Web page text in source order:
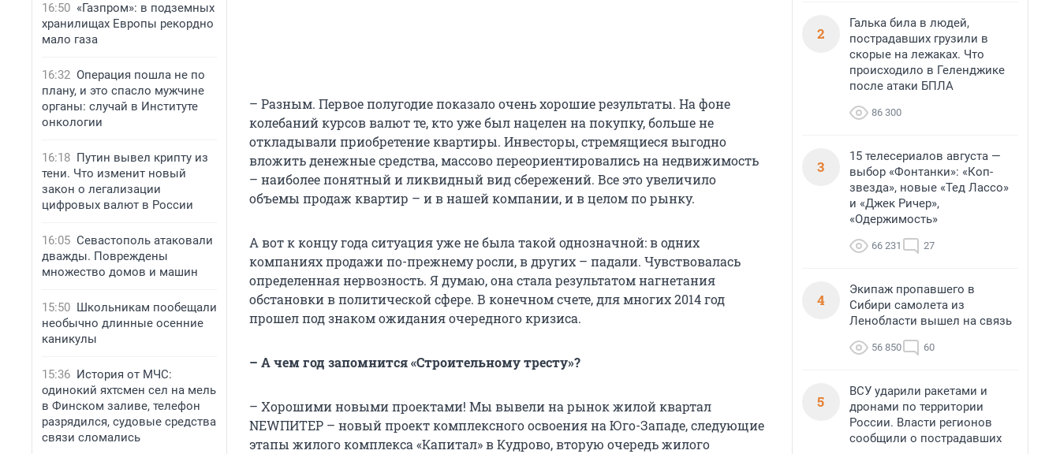
16:50 «Газпром»: в подземных
хранилищах Европы рекордно
мало газа
16:32 Операция пошла не по
плану, и это спасло мужчине
органы: случай в Институте
онкологии
16:18 Путин вывел крипту из
тени. Что изменит новый
закон о легализации
цифровых валют в России
16:05 Севастополь атаковали
дважды. Повреждены
множество домов и машин
15:50 Школьникам пообещали
необычно длинные осенние
каникулы
15:36 История от МЧС:
одинокий яхтсмен сел на мель
в Финском заливе, телефон
разрядился, судовые средства
связи сломались
– Разным. Первое полугодие показало очень хорошие результаты. На фоне
колебаний курсов валют те, кто уже был нацелен на покупку, больше не
откладывали приобретение квартиры. Инвесторы, стремящиеся выгодно
вложить денежные средства, массово переориентировались на недвижимость
– наиболее понятный и ликвидный вид сбережений. Все это увеличило
объемы продаж квартир – и в нашей компании, и в целом по рынку.
А вот к концу года ситуация уже не была такой однозначной: в одних
компаниях продажи по-прежнему росли, в других – падали. Чувствовалась
определенная нервозность. Я думаю, она стала результатом нагнетания
обстановки в политической сфере. В конечном счете, для многих 2014 год
прошел под знаком ожидания очередного кризиса.
– А чем год запомнится «Строительному тресту»?
– Хорошими новыми проектами! Мы вывели на рынок жилой квартал
NEWПИТЕР – новый проект комплексного освоения на Юго-Западе, следующие
этапы жилого комплекса «Капитал» в Кудрово, вторую очередь жилого
2
Галька била в людей,
пострадавших грузили в
скорые на лежаках. Что
происходило в Геленджике
после атаки БПЛА
86 300
3
15 телесериалов августа —
выбор «Фонтанки»: «Коп-
звезда», новые «Тед Лассо»
и «Джек Ричер»,
«Одержимость»
66 231 27
4
Экипаж пропавшего в
Сибири самолета из
Ленобласти вышел на связь
56 850 60
5
ВСУ ударили ракетами и
дронами по территории
России. Власти регионов
сообщили о пострадавших